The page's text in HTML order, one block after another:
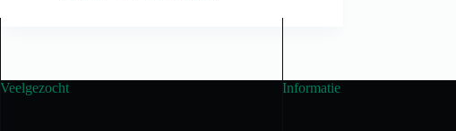
Veelgezocht Informatie